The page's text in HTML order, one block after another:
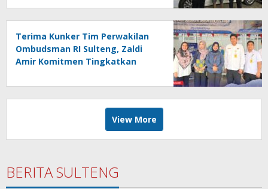
Terima Kunker Tim Perwakilan
Ombudsman RI Sulteng, Zaldi
Amir Komitmen Tingkatkan
Akuntabel Bebas Mal
Administrasi
View More
BERITA SULTENG